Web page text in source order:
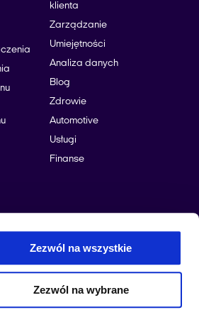
Zezwól na wszystkie
Zezwól na wybrane
klienta
Zarządzanie
Umiejętności
Analiza danych
Blog
Zdrowie
Automotive
Usługi
Finanse